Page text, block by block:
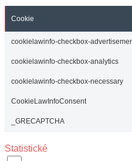
Cookie
cookielawinfo-checkbox-
cookielawinfo-checkbox-analytics
cookielawinfo-checkbox-necessary
CookieLawInfoConsent
_GRECAPTCHA
Statistické